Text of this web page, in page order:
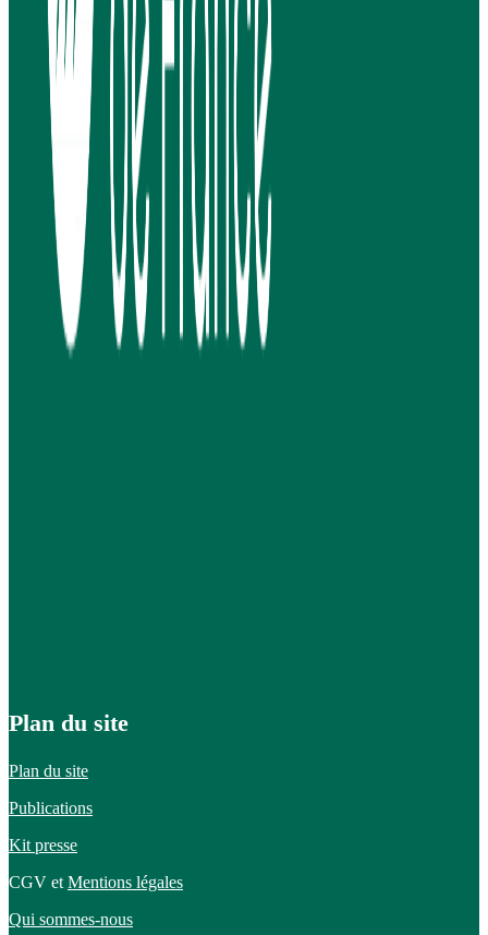
Plan du site
Plan du site
Publications
Kit presse
CGV et Mentions légales
Qui sommes-nous